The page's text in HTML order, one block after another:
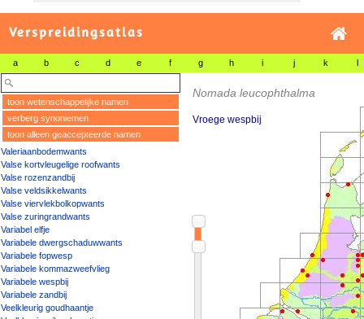
Verspreidingsatlas
a b c d e f g h i j k l
toon wetenschappelijke namen
verberg synoniemen
toon alleen geaccepteerde namen
Valeriaanbodemwants
Valse kortvleugelige roofwants
Valse rozenzandbij
Valse veldsikkelwants
Valse viervlekbolkopwants
Valse zuringrandwants
Variabel elfje
Variabele dwergschaduwwants
Variabele fopwesp
Variabele kommazweefvlieg
Variabele wespbij
Variabele zandbij
Veelkleurig goudhaantje
Nomada leucophthalma
Vroege wespbij